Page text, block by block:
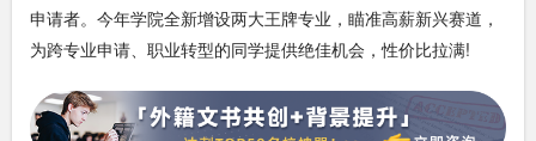
申请者。今年学院全新增设两大王牌专业，瞄准高薪新兴赛道，
为跨专业申请、职业转型的同学提供绝佳机会，性价比拉满!